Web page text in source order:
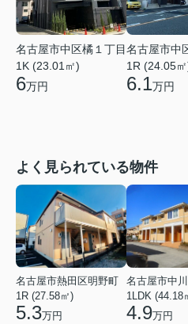
名古屋市中区橘１丁目
1K (23.01㎡)
6万円
名古屋市中
1R (24.05
6.1万円
よく見られている物件
名古屋市熱田区明野町
1R (27.58㎡)
5.3万円
1LDK (44.18
4.9万円